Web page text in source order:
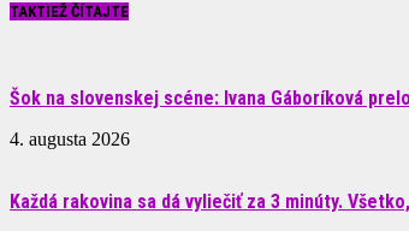
TAKTIEŽ ČÍTAJTE
Šok na slovenskej scéne: Ivana Gáboríková
4. augusta 2026
Každá rakovina sa dá vyliečiť za 3 minúty.